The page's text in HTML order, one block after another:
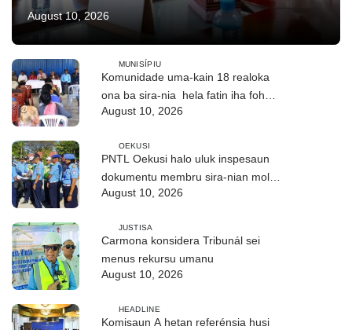
August 10, 2026
MUNISÍPIU
Komunidade uma-kain 18 realoka
ona ba sira-nia hela fatin iha foho
Builó okos
August 10, 2026
OEKUSI
PNTL Oekusi halo uluk inspesaun
dokumentu membru sira-nian molok
pasa-revista iha públiku
August 10, 2026
JUSTISA
Carmona konsidera Tribunál sei
menus rekursu umanu
August 10, 2026
HEADLINE
Komisaun A hetan referénsia husi